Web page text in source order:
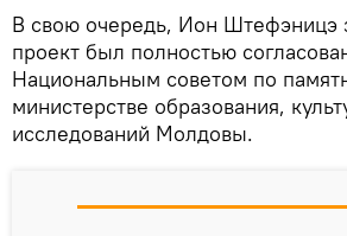
В свою очередь, Ион Штефэницэ
проект был полностью
Национальным советом по
министерстве образования,
исследований Молдовы.